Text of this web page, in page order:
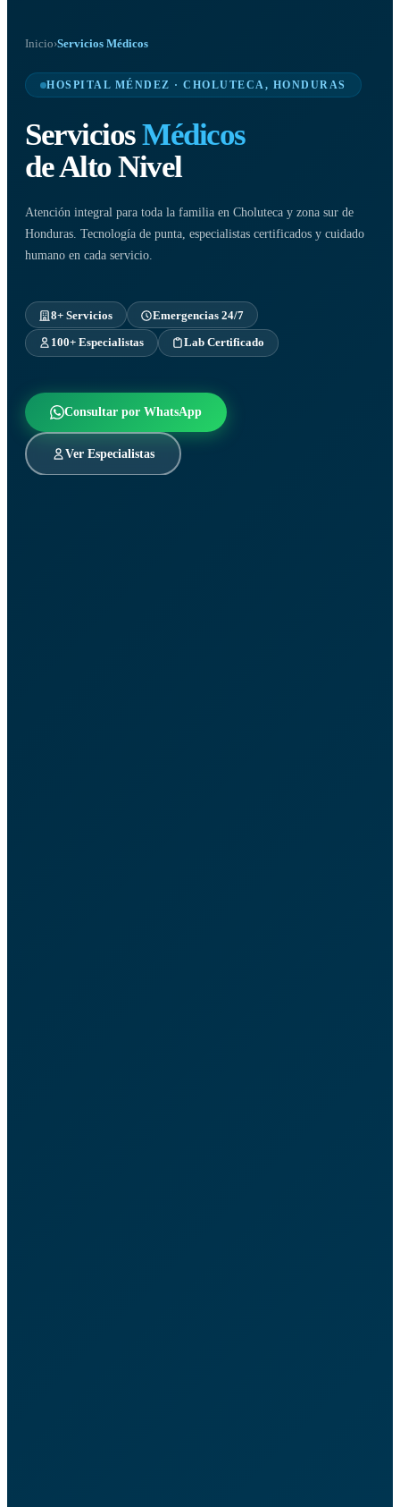
Inicio›Servicios Médicos
HOSPITAL MÉNDEZ · CHOLUTECA, HONDURAS
ServiciosMédicos
de Alto Nivel
Atención integral para toda la familia en Choluteca y zona sur de
Honduras. Tecnología de punta, especialistas certificados y cuidado
humano en cada servicio.
8+ Servicios Emergencias 24/7
100+ Especialistas Lab Certificado
Consultar por WhatsApp
Ver Especialistas